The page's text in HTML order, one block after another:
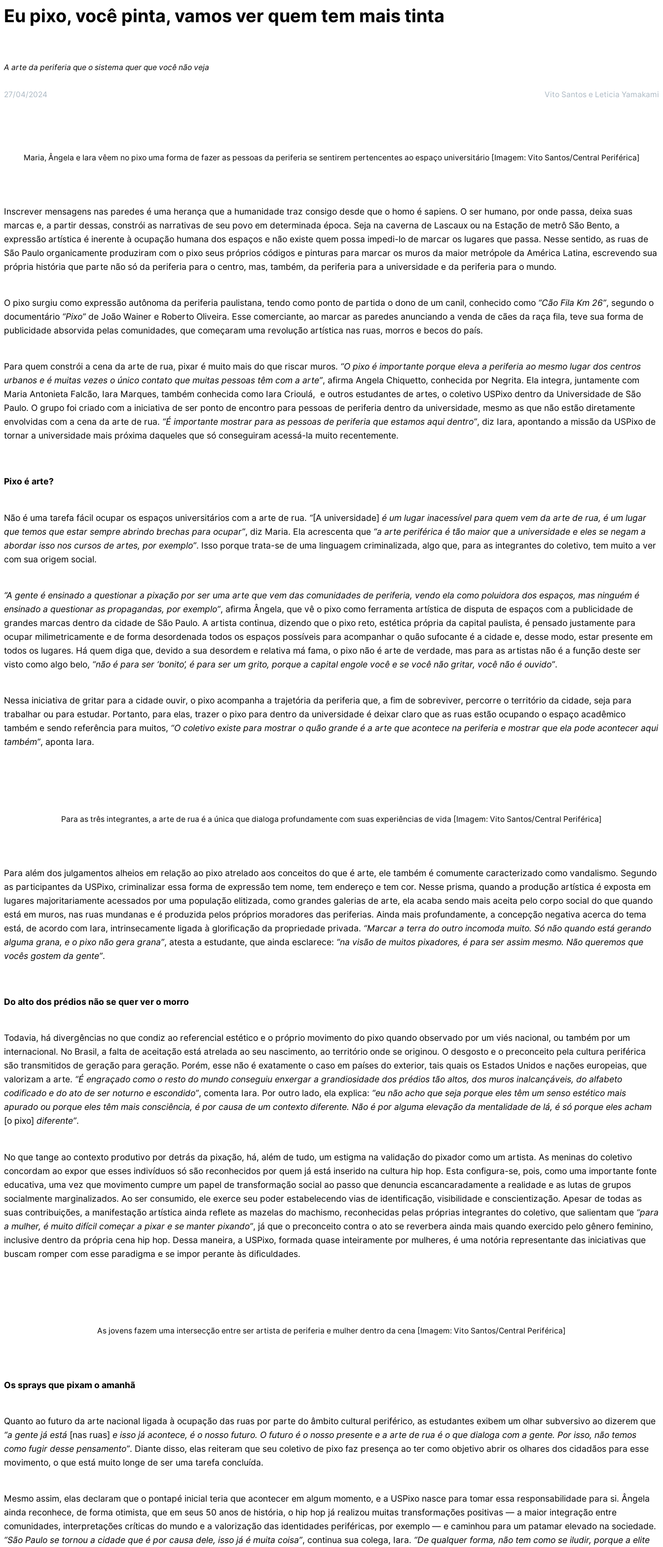
Eu pixo, você pinta, vamos ver quem tem mais tinta
A arte da periferia que o sistema quer que você não veja
27/04/2024 Vito Santos e Leticia Yamakami
Maria, Ângela e Iara vêem no pixo uma forma de fazer as pessoas da periferia se sentirem pertencentes ao espaço universitário [Imagem: Vito Santos/Central Periférica]
Inscrever mensagens nas paredes é uma herança que a humanidade traz consigo desde que o homo é sapiens. O ser humano, por onde passa, deixa suas
marcas e, a partir dessas, constrói as narrativas de seu povo em determinada época. Seja na caverna de Lascaux ou na Estação de metrô São Bento, a
expressão artística é inerente à ocupação humana dos espaços e não existe quem possa impedi-lo de marcar os lugares que passa. Nesse sentido, as ruas de
São Paulo organicamente produziram com o pixo seus próprios códigos e pinturas para marcar os muros da maior metrópole da América Latina, escrevendo sua
própria história que parte não só da periferia para o centro, mas, também, da periferia para a universidade e da periferia para o mundo.
O pixo surgiu como expressão autônoma da periferia paulistana, tendo como ponto de partida o dono de um canil, conhecido como “Cão Fila Km 26”, segundo o
documentário “Pixo” de João Wainer e Roberto Oliveira. Esse comerciante, ao marcar as paredes anunciando a venda de cães da raça fila, teve sua forma de
publicidade absorvida pelas comunidades, que começaram uma revolução artística nas ruas, morros e becos do país.
Para quem constrói a cena da arte de rua, pixar é muito mais do que riscar muros. “O pixo é importante porque eleva a periferia ao mesmo lugar dos centros
urbanos e é muitas vezes o único contato que muitas pessoas têm com a arte”, afirma Angela Chiquetto, conhecida por Negrita. Ela integra, juntamente com
Maria Antonieta Falcão, Iara Marques, também conhecida como Iara Crioulá, e outros estudantes de artes, o coletivo USPixo dentro da Universidade de São
Paulo. O grupo foi criado com a iniciativa de ser ponto de encontro para pessoas de periferia dentro da universidade, mesmo as que não estão diretamente
envolvidas com a cena da arte de rua. “É importante mostrar para as pessoas de periferia que estamos aqui dentro”, diz Iara, apontando a missão da USPixo de
tornar a universidade mais próxima daqueles que só conseguiram acessá-la muito recentemente.
Pixo é arte?
Não é uma tarefa fácil ocupar os espaços universitários com a arte de rua. “[A universidade] é um lugar inacessível para quem vem da arte de rua, é um lugar
que temos que estar sempre abrindo brechas para ocupar”, diz Maria. Ela acrescenta que “a arte periférica é tão maior que a universidade e eles se negam a
abordar isso nos cursos de artes, por exemplo”. Isso porque trata-se de uma linguagem criminalizada, algo que, para as integrantes do coletivo, tem muito a ver
com sua origem social.
“A gente é ensinado a questionar a pixação por ser uma arte que vem das comunidades de periferia, vendo ela como poluidora dos espaços, mas ninguém é
ensinado a questionar as propagandas, por exemplo”, afirma Ângela, que vê o pixo como ferramenta artística de disputa de espaços com a publicidade de
grandes marcas dentro da cidade de São Paulo. A artista continua, dizendo que o pixo reto, estética própria da capital paulista, é pensado justamente para
ocupar milimetricamente e de forma desordenada todos os espaços possíveis para acompanhar o quão sufocante é a cidade e, desse modo, estar presente em
todos os lugares. Há quem diga que, devido a sua desordem e relativa má fama, o pixo não é arte de verdade, mas para as artistas não é a função deste ser
visto como algo belo, “não é para ser ‘bonito’, é para ser um grito, porque a capital engole você e se você não gritar, você não é ouvido”.
Nessa iniciativa de gritar para a cidade ouvir, o pixo acompanha a trajetória da periferia que, a fim de sobreviver, percorre o território da cidade, seja para
trabalhar ou para estudar. Portanto, para elas, trazer o pixo para dentro da universidade é deixar claro que as ruas estão ocupando o espaço acadêmico
também e sendo referência para muitos, “O coletivo existe para mostrar o quão grande é a arte que acontece na periferia e mostrar que ela pode acontecer aqui
também”, aponta Iara.
Para as três integrantes, a arte de rua é a única que dialoga profundamente com suas experiências de vida [Imagem: Vito Santos/Central Periférica]
Para além dos julgamentos alheios em relação ao pixo atrelado aos conceitos do que é arte, ele também é comumente caracterizado como vandalismo. Segundo
as participantes da USPixo, criminalizar essa forma de expressão tem nome, tem endereço e tem cor. Nesse prisma, quando a produção artística é exposta em
lugares majoritariamente acessados por uma população elitizada, como grandes galerias de arte, ela acaba sendo mais aceita pelo corpo social do que quando
está em muros, nas ruas mundanas e é produzida pelos próprios moradores das periferias. Ainda mais profundamente, a concepção negativa acerca do tema
está, de acordo com Iara, intrinsecamente ligada à glorificação da propriedade privada. “Marcar a terra do outro incomoda muito. Só não quando está gerando
alguma grana, e o pixo não gera grana”, atesta a estudante, que ainda esclarece: “na visão de muitos pixadores, é para ser assim mesmo. Não queremos que
vocês gostem da gente”.
Do alto dos prédios não se quer ver o morro
Todavia, há divergências no que condiz ao referencial estético e o próprio movimento do pixo quando observado por um viés nacional, ou também por um
internacional. No Brasil, a falta de aceitação está atrelada ao seu nascimento, ao território onde se originou. O desgosto e o preconceito pela cultura periférica
são transmitidos de geração para geração. Porém, esse não é exatamente o caso em países do exterior, tais quais os Estados Unidos e nações europeias, que
valorizam a arte. “É engraçado como o resto do mundo conseguiu enxergar a grandiosidade dos prédios tão altos, dos muros inalcançáveis, do alfabeto
codificado e do ato de ser noturno e escondido”, comenta Iara. Por outro lado, ela explica: “eu não acho que seja porque eles têm um senso estético mais
apurado ou porque eles têm mais consciência, é por causa de um contexto diferente. Não é por alguma elevação da mentalidade de lá, é só porque eles acham
[o pixo] diferente”.
No que tange ao contexto produtivo por detrás da pixação, há, além de tudo, um estigma na validação do pixador como um artista. As meninas do coletivo
concordam ao expor que esses indivíduos só são reconhecidos por quem já está inserido na cultura hip hop. Esta configura-se, pois, como uma importante fonte
educativa, uma vez que movimento cumpre um papel de transformação social ao passo que denuncia escancaradamente a realidade e as lutas de grupos
socialmente marginalizados. Ao ser consumido, ele exerce seu poder estabelecendo vias de identificação, visibilidade e conscientização. Apesar de todas as
suas contribuições, a manifestação artística ainda reflete as mazelas do machismo, reconhecidas pelas próprias integrantes do coletivo, que salientam que “para
a mulher, é muito difícil começar a pixar e se manter pixando”, já que o preconceito contra o ato se reverbera ainda mais quando exercido pelo gênero feminino,
inclusive dentro da própria cena hip hop. Dessa maneira, a USPixo, formada quase inteiramente por mulheres, é uma notória representante das iniciativas que
buscam romper com esse paradigma e se impor perante às dificuldades.
As jovens fazem uma intersecção entre ser artista de periferia e mulher dentro da cena [Imagem: Vito Santos/Central Periférica]
Os sprays que pixam o amanhã
Quanto ao futuro da arte nacional ligada à ocupação das ruas por parte do âmbito cultural periférico, as estudantes exibem um olhar subversivo ao dizerem que
“a gente já está [nas ruas] e isso já acontece, é o nosso futuro. O futuro é o nosso presente e a arte de rua é o que dialoga com a gente. Por isso, não temos
como fugir desse pensamento”. Diante disso, elas reiteram que seu coletivo de pixo faz presença ao ter como objetivo abrir os olhares dos cidadãos para esse
movimento, o que está muito longe de ser uma tarefa concluída.
Mesmo assim, elas declaram que o pontapé inicial teria que acontecer em algum momento, e a USPixo nasce para tomar essa responsabilidade para si. Ângela
ainda reconhece, de forma otimista, que em seus 50 anos de história, o hip hop já realizou muitas transformações positivas — a maior integração entre
comunidades, interpretações críticas do mundo e a valorização das identidades periféricas, por exemplo — e caminhou para um patamar elevado na sociedade.
“São Paulo se tornou a cidade que é por causa dele, isso já é muita coisa”, continua sua colega, Iara. “De qualquer forma, não tem como se iludir, porque a elite